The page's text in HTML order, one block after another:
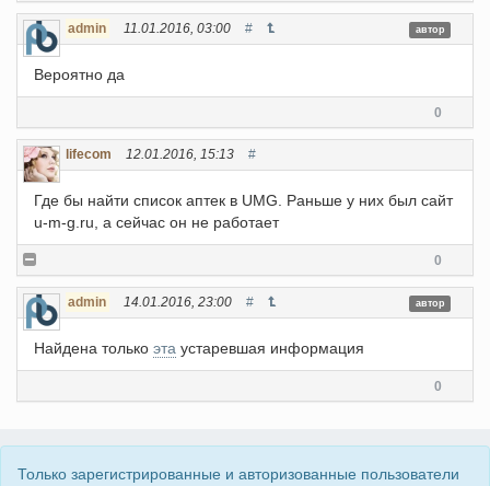
admin 11.01.2016, 03:00 # автор
Вероятно да
0
lifecom 12.01.2016, 15:13 #
Где бы найти список аптек в UMG. Раньше у них был сайт
u-m-g.ru, а сейчас он не работает
0
admin 14.01.2016, 23:00 # автор
Найдена только эта устаревшая информация
0
Только зарегистрированные и авторизованные пользователи